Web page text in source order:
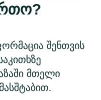
შენთვის
მთელი